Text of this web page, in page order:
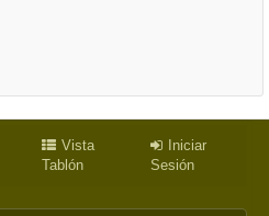
Vista
Tablón
Iniciar
Sesión